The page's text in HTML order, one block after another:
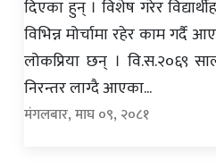
दिएका हुन् । विशेष गरेर
विभिन्न मोर्चामा रहेर काम गर्दै
लोकप्रिया छन् । वि.स.२०६९
निरन्तर लाग्दै आएका...
मंगलबार, माघ ०९, २०८१